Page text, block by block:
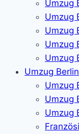
Umzug
Umzug
Umzug
Umzug
Umzug
Umzug
Umzug
Umzug
Umzug